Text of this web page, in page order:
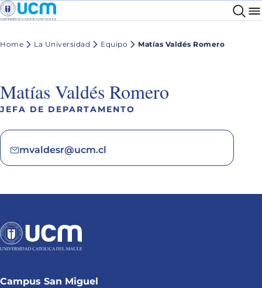
Home La Universidad Equipo Matías Valdés Romero
Matías Valdés Romero
JEFA DE DEPARTAMENTO
mvaldesr@ucm.cl
Campus San Miguel